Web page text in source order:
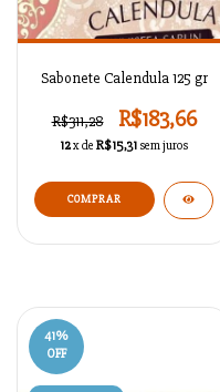
Sabonete Calendula 125 gr
R$311,28 R$183,66
12x de R$15,31 sem juros
41%
OFF